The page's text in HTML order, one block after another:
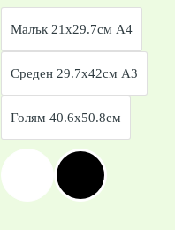
0
5
Малък 21x29.7см А4
Среден 29.7x42см А3
Голям 40.6x50.8см